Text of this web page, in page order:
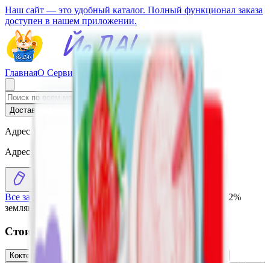
Наш сайт — это удобный каталог. Полный функционал заказа
доступен в нашем приложении.
ГлавнаяО Сервисе Стать партнером
Доставка Самовывоз
Адрес доставки
Адрес не выбран
Все заведения Каталог
Коктейль молочный «Агуша» 2%
земляника
Стоит присмотреться
Коктейль молочный «Агуша» 2% банан-клубника